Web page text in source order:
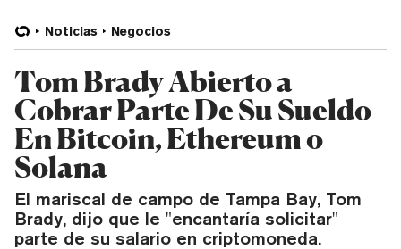
Noticias Negocios
Tom Brady Abierto a
Cobrar Parte De Su Sueldo
En Bitcoin, Ethereum o
Solana
El mariscal de campo de Tampa Bay, Tom
Brady, dijo que le "encantaría solicitar"
parte de su salario en criptomoneda.